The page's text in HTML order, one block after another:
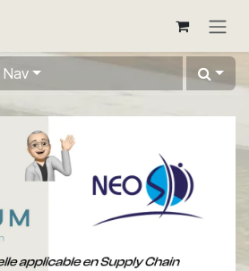
Nav